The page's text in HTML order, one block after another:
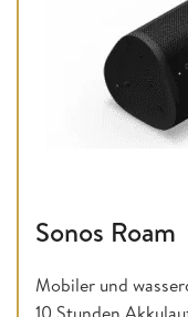
Sonos Roam
Mobiler und